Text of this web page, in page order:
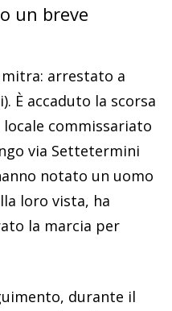
un breve
arrestato a
È accaduto la scorsa
commissariato
via Settetermini
notato un uomo
loro vista, ha
la marcia per
durante il